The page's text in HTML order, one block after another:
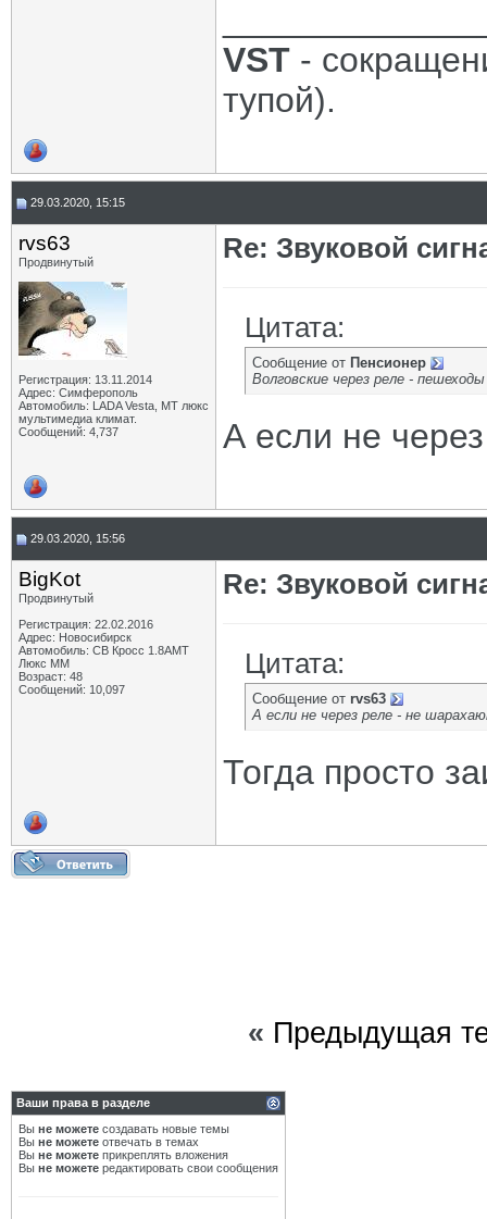
VST -
тупой).
29.03.2020, 15:15
rvs63
Продвинутый
Регистрация: 13.11.2014
Адрес: Симферополь
Автомобиль: LADA Vesta, МТ люкс
мультимедиа климат.
Сообщений: 4,737
Re: Звуковой
Цитата:
Сообщение от Пенсионер
Волговские через реле -
А если не
29.03.2020, 15:56
BigKot
Продвинутый
Регистрация: 22.02.2016
Адрес: Новосибирск
Автомобиль: СВ Кросс 1.8АМТ
Люкс ММ
Возраст: 48
Сообщений: 10,097
Re: Звуковой
Цитата:
Сообщение от rvs63
А если не через реле - не
Тогда просто
« Предыдущая
Ваши права в разделе
Вы не можете создавать новые темы
Вы не можете отвечать в темах
Вы не можете прикреплять вложения
Вы не можете редактировать свои сообщения